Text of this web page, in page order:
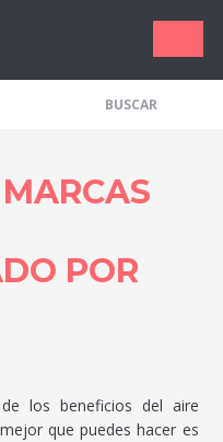
Los
POR
los beneficios del aire
que puedes hacer es